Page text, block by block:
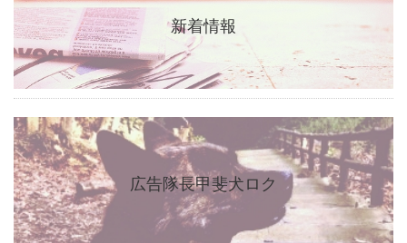
新着情報
広告隊長甲斐犬ロク